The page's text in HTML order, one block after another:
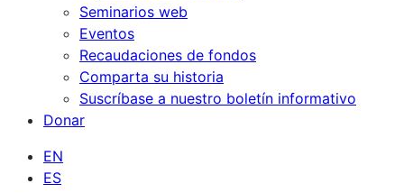
Seminarios web
Eventos
Recaudaciones de fondos
Comparta su historia
Suscríbase a nuestro boletín informativo
Donar
EN
ES